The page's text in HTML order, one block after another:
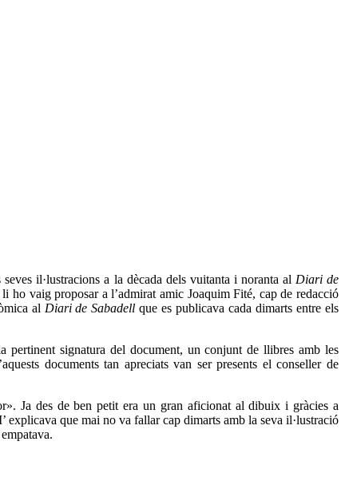
il·lustracions a la dècada dels vuitanta i noranta al Diari de
ho vaig proposar a l’admirat amic Joaquim Fité, cap de redacció
al Diari de Sabadellque es publicava cada dimarts entre els
signatura del document, un conjunt de llibres amb les
documents tan apreciats van ser presents el conseller de
Ja des de ben petit era un gran aficionat al dibuix i gràcies a
explicava que mai no va fallar cap dimarts amb la seva il·lustració